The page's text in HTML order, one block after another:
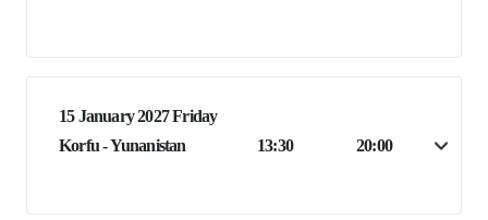
15 January 2027 Friday
Korfu - Yunanistan
13:30 20:00